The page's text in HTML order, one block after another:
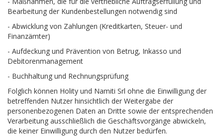
Bearbeitung der Kundenbestellungen notwendig sind
- Abwicklung von Zahlungen (Kreditkarten, Steuer- und
Finanzämter)
- Aufdeckung und Prävention von Betrug, Inkasso und
Debitorenmanagement
- Buchhaltung und Rechnungsprüfung
Folglich können Holity und Namiti Srl ohne die Einwilligung der
betreffenden Nutzer hinsichtlich der Weitergabe der
personenbezogenen Daten an Dritte sowie der entsprechenden
Verarbeitung ausschließlich die Geschäftsvorgänge abwickeln,
die keiner Einwilligung durch den Nutzer bedürfen.